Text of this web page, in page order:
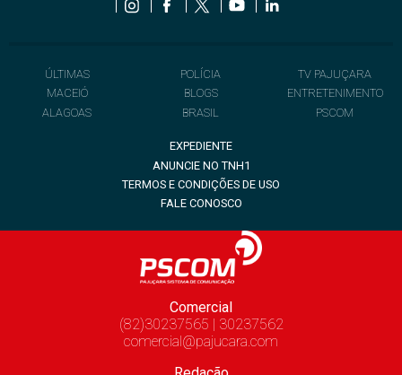
ÚLTIMAS
MACEIÓ
ALAGOAS
POLÍCIA
BLOGS
BRASIL
TV PAJUÇARA
ENTRETENIMENTO
PSCOM
EXPEDIENTE
ANUNCIE NO TNH1
TERMOS E CONDIÇÕES DE USO
FALE CONOSCO
Comercial
(82)30237565 | 30237562
comercial@pajucara.com